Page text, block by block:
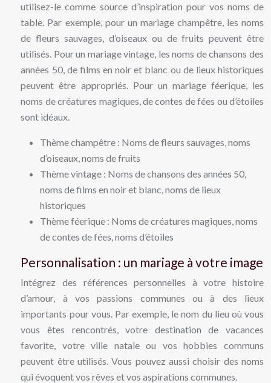
utilisez-le comme source d’inspiration pour vos noms de
table. Par exemple, pour un mariage champêtre, les noms
de fleurs sauvages, d’oiseaux ou de fruits peuvent être
utilisés. Pour un mariage vintage, les noms de chansons des
années 50, de films en noir et blanc ou de lieux historiques
peuvent être appropriés. Pour un mariage féerique, les
noms de créatures magiques, de contes de fées ou d’étoiles
sont idéaux.
Thème champêtre : Noms de fleurs sauvages, noms
d’oiseaux, noms de fruits
Thème vintage : Noms de chansons des années 50,
noms de films en noir et blanc, noms de lieux
historiques
Thème féerique : Noms de créatures magiques, noms
de contes de fées, noms d’étoiles
Personnalisation : un mariage à votre image
Intégrez des références personnelles à votre histoire
d’amour, à vos passions communes ou à des lieux
importants pour vous. Par exemple, le nom du lieu où vous
vous êtes rencontrés, votre destination de vacances
favorite, votre ville natale ou vos hobbies communs
peuvent être utilisés. Vous pouvez aussi choisir des noms
qui évoquent vos rêves et vos aspirations communes.